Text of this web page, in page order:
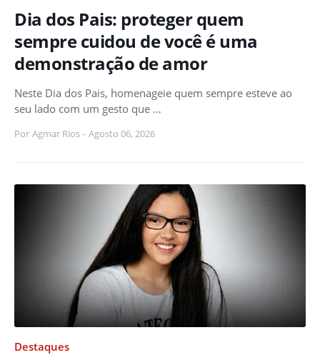
Dia dos Pais: proteger quem
sempre cuidou de você é uma
demonstração de amor
Neste Dia dos Pais, homenageie quem sempre esteve ao
seu lado com um gesto que …
Por Agmar Rios - Agosto 06, 2026
Destaques